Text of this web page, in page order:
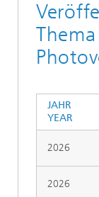
JAHR
YEAR
2026
2026